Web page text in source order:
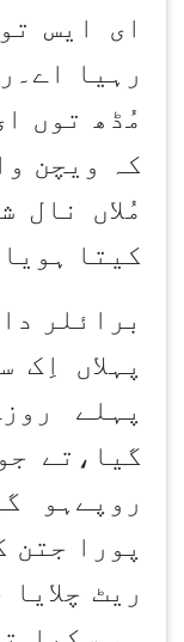
ای ایس
رہیا
مُڈھ توں
کہ ویچن
مُلاں نال
کیتا
برائلر
پہلاں اِک
پہلے
گیا،تے
روپےہو
پورا جتن
ریٹ